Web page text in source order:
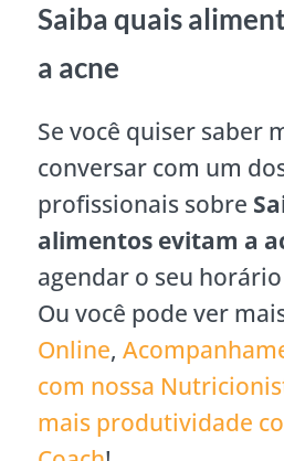
Saiba quais
a acne
Se você quiser saber
conversar com um
profissionais sobre
alimentos evitam a
agendar o seu horário
Ou você pode ver
Online,
com nossa
mais produtividade